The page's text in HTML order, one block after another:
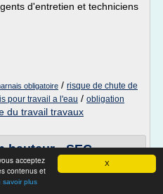
X
acceptez
contenus et
savoir plus
d'entretien et techniciens
obligatoire / risque de chute de
pour travail a l'eau / obligation
du travail travaux
hauteur - SEC
- Travail en hauteur -